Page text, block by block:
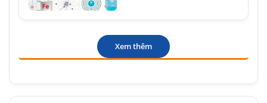
Xem thêm